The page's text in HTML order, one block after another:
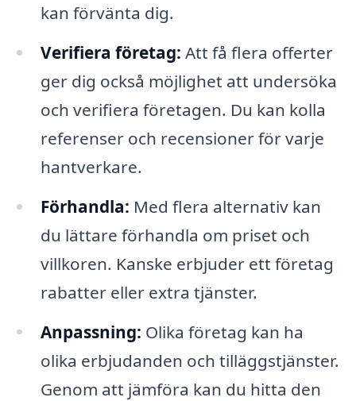
kan förvänta dig.
Verifiera företag: Att få flera offerter
ger dig också möjlighet att undersöka
och verifiera företagen. Du kan kolla
referenser och recensioner för varje
hantverkare.
Förhandla: Med flera alternativ kan
du lättare förhandla om priset och
villkoren. Kanske erbjuder ett företag
rabatter eller extra tjänster.
Anpassning: Olika företag kan ha
olika erbjudanden och tilläggstjänster.
Genom att jämföra kan du hitta den